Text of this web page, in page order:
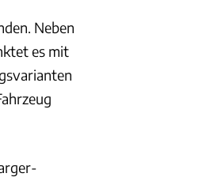
Neben
es mit